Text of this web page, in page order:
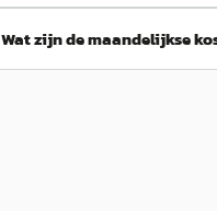
Wat zijn de maandelijkse